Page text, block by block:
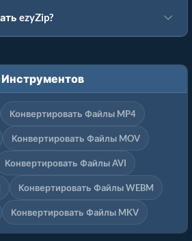
ezyZip?
Конвертировать Файлы MP4
Конвертировать Файлы MOV
Конвертировать Файлы AVI
Конвертировать Файлы WEBM
Конвертировать Файлы MKV